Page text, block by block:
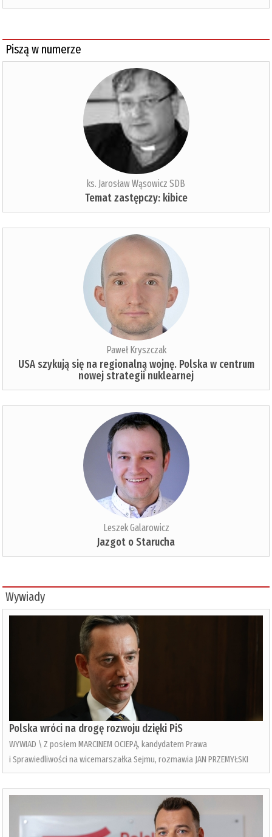
Piszą w numerze
ks. Jarosław Wąsowicz SDB
Temat zastępczy: kibice
Paweł Kryszczak
USA szykują się na regionalną wojnę. Polska w centrum
nowej strategii nuklearnej
Leszek Galarowicz
Jazgot o Starucha
Wywiady
Polska wróci na drogę rozwoju dzięki PiS
WYWIAD \ Z posłem MARCINEM OCIEPĄ, kandydatem Prawa
i Sprawiedliwości na wicemarszałka Sejmu, rozmawia JAN PRZEMYŁSKI